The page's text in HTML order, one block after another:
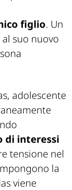
figlio. Un
suo nuovo
adolescente
di interessi
tensione nel
la
viene